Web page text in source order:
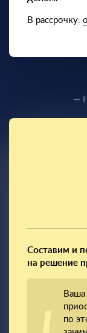
В рассрочку:
—
Составим и
на решение
Ваша
по